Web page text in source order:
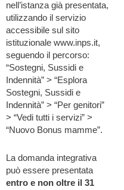
nell’istanza già presentata,
utilizzando il servizio
accessibile sul sito
istituzionale www.inps.it,
seguendo il percorso:
“Sostegni, Sussidi e
Indennità” > “Esplora
Sostegni, Sussidi e
Indennità” > “Per genitori”
> “Vedi tutti i servizi” >
“Nuovo Bonus mamme”.
La domanda integrativa
può essere presentata
entro e non oltre il 31